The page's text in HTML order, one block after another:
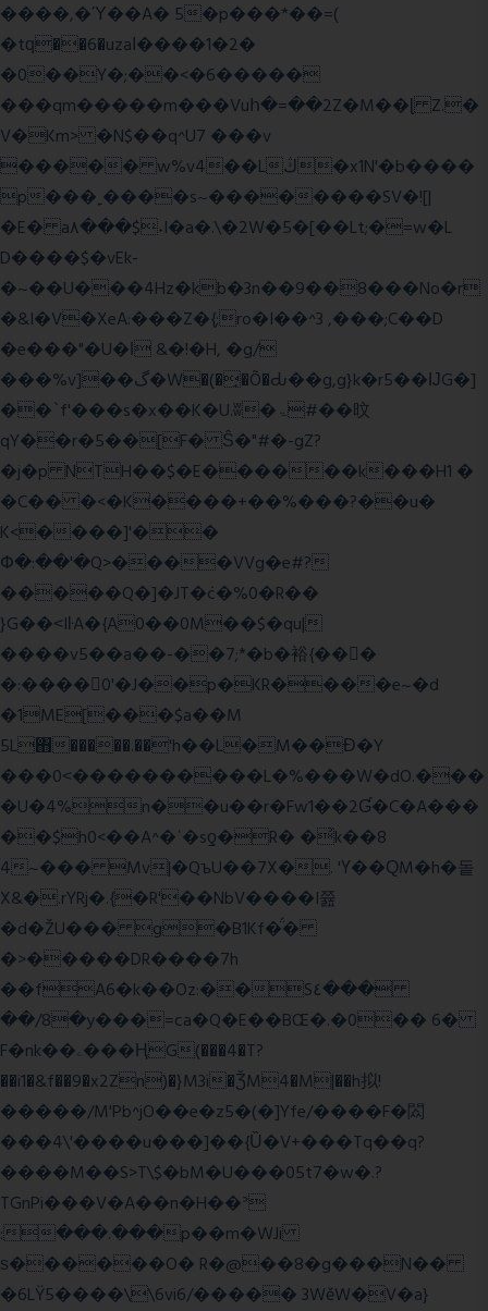
����,�Ύ��A� 5�p���*��=(
�tԛ��6�uzaІ����1�2�
�0��Y�;��<�6�����
���qm�����m���Vuհ�=��2Z�M��ɭ Z.�
V�Km> �N$��q^U7 ���v
����� w%v4��Lڭ�x1N'�b����
p���˿����s~��������SV�![|
�E� a٨���$˖I�a�.\�2W�5�[��Lt;�=w�L
D����$�vEk-
�~��U���4Hz�kb�3n��9��8���No�r
�&I�V�XeA:���Z�{;ro�I��^3 ,���;C��D
�e���"�U�ǀ &�!�H, �g/
���%v]��گ�W�(�̟�Õ�Ԃ��g,g}k�r5��ĲG�]
��`f'���s�x��K�U.ʬ�ۃ#��旼
qY��r�5��[F� Ŝ�"#�-gZ?
�j�p NTH��$�E������k���H1 �
�C�� �<�K����+��%���?��u�
K<����]'��
Փ�:��'�Q>����VVg�e#?
�����Q�]�JT�݁c�%0�R��
}G��˂IŀA�{A0��0M��$�qu|
����v5��a��-��7;*�b�裕{���ً
�:����0'�J��p�KR����e~�d
�1ME[���$a��M
5L΋�����.��'h��L�M��Ɖ�Y
���0˂����������L�%���W�dO.���
�U�4%n��u��r�Fw1��2Ɠ�C�A���
��$h0<��A^�ʿ�sƍ�R� �͗k��8
4~��� Mv|�QъU��7X�. 'Ү��ԚM�h�돝
X&�.rYRj�.{�R'��NbV����I쯆
�d�ŽU��� g�B1Kf�̈́�
�>�����DR����7h
��fA6�k��Oz:��S٤���
��/8�y���=ca�Q�E��BŒ�.�0�� 6�
F�nk��ۦ���ҢG(���4�T?
��i1�&f��9�x2Zn)�}M3i�ǮM4�M|��h拟!
�����/M'Pb^jO��e�z5�(�]Yfe/����F�閦
���4\'����u���]��{Ȕ�V+���Tq��q?
����M��S>T\$�bM�U���05t7�w�.?
TGnPi���V�A��n�H��ᐣ
:���.���p��m�WJi
ѕ������O� R�@��8�g���N��
�6LŸ5����\\6vi6/����� 3WěW�V�a}